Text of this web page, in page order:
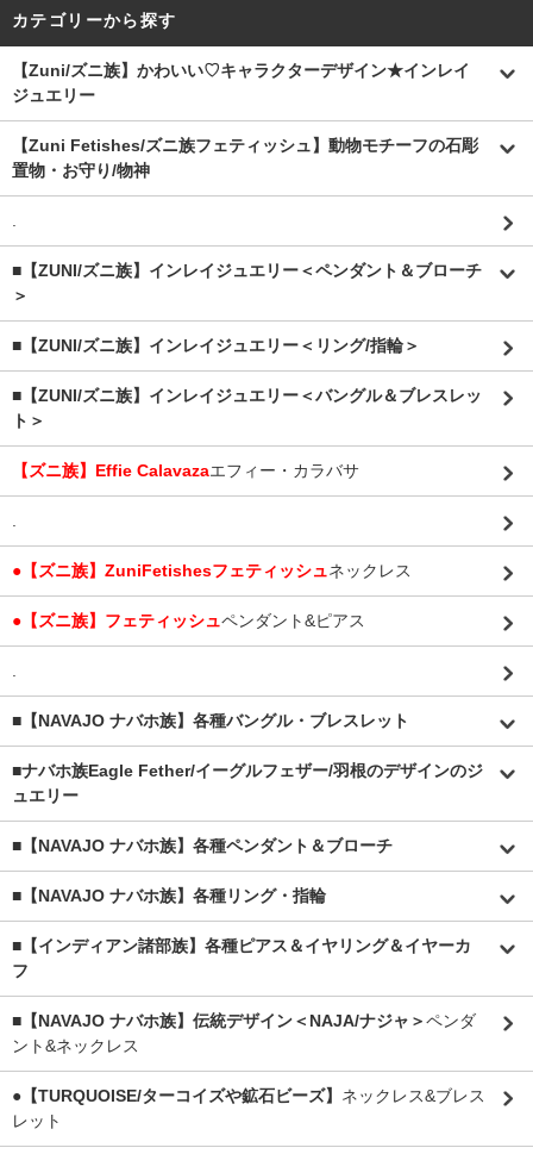
カテゴリーから探す
【Zuni/ズニ族】かわいい♡キャラクターデザイン★インレイ
ジュエリー
【Zuni Fetishes/ズニ族フェティッシュ】動物モチーフの石彫
置物・お守り/物神
■【ZUNI/ズニ族】インレイジュエリー＜ペンダント＆ブローチ
＞
■【ZUNI/ズニ族】インレイジュエリー＜リング/指輪＞
■【ZUNI/ズニ族】インレイジュエリー＜バングル＆ブレスレッ
ト＞
【ズニ族】Effie Calavazaエフィー・カラバサ
●【ズニ族】ZuniFetishesフェティッシュネックレス
●【ズニ族】フェティッシュペンダント&ピアス
■【NAVAJO ナバホ族】各種バングル・ブレスレット
■ナバホ族Eagle Fether/イーグルフェザー/羽根のデザインのジ
ュエリー
■【NAVAJO ナバホ族】各種ペンダント＆ブローチ
■【NAVAJO ナバホ族】各種リング・指輪
■【インディアン諸部族】各種ピアス＆イヤリング＆イヤーカ
フ
■【NAVAJO ナバホ族】伝統デザイン＜NAJA/ナジャ＞ペンダ
ント&ネックレス
●【TURQUOISE/ターコイズや鉱石ビーズ】 ネックレス&ブレス
レット